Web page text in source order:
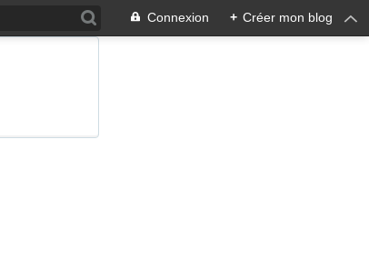
Connexion + Créer mon blog